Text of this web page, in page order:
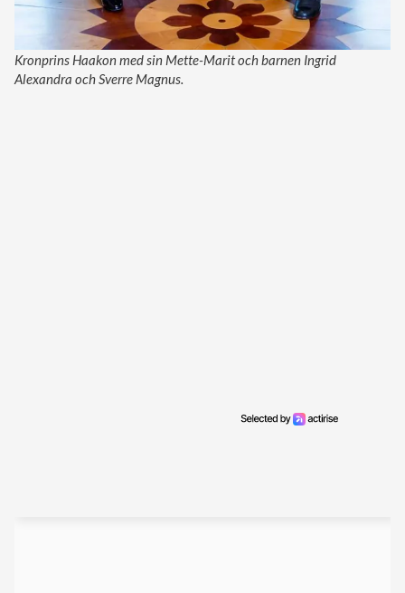
Kronprins Haakon med sin Mette-Marit och barnen Ingrid
Alexandra och Sverre Magnus.